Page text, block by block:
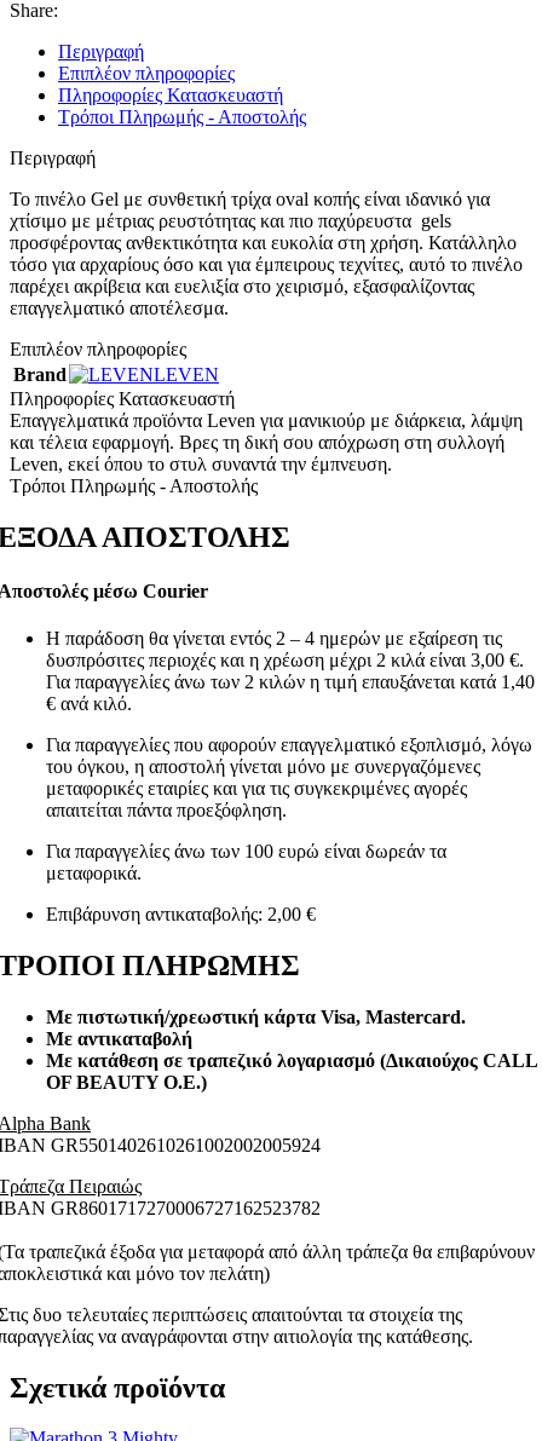
Share:
Περιγραφή
Επιπλέον πληροφορίες
Πληροφορίες Κατασκευαστή
Τρόποι Πληρωμής - Αποστολής
Περιγραφή
Το πινέλο Gel με συνθετική τρίχα oval κοπής είναι ιδανικό για
χτίσιμο με μέτριας ρευστότητας και πιο παχύρευστα gels
προσφέροντας ανθεκτικότητα και ευκολία στη χρήση. Κατάλληλο
τόσο για αρχαρίους όσο και για έμπειρους τεχνίτες, αυτό το πινέλο
παρέχει ακρίβεια και ευελιξία στο χειρισμό, εξασφαλίζοντας
επαγγελματικό αποτέλεσμα.
Επιπλέον πληροφορίες
Brand
LEVEN
Πληροφορίες Κατασκευαστή
Επαγγελματικά προϊόντα Leven για μανικιούρ με διάρκεια, λάμψη
και τέλεια εφαρμογή. Βρες τη δική σου απόχρωση στη συλλογή
Leven, εκεί όπου το στυλ συναντά την έμπνευση.
Τρόποι Πληρωμής - Αποστολής
ΑΠΟΣΤΟΛΗΣ
μέσω Courier
Η παράδοση θα γίνεται εντός 2 – 4 ημερών με εξαίρεση τις
δυσπρόσιτες περιοχές και η χρέωση μέχρι 2 κιλά είναι 3,00 €.
Για παραγγελίες άνω των 2 κιλών η τιμή επαυξάνεται κατά 1,40
€ ανά κιλό.
Για παραγγελίες που αφορούν επαγγελματικό εξοπλισμό, λόγω
του όγκου, η αποστολή γίνεται μόνο με συνεργαζόμενες
μεταφορικές εταιρίες και για τις συγκεκριμένες αγορές
απαιτείται πάντα προεξόφληση.
Για παραγγελίες άνω των 100 ευρώ είναι δωρεάν τα
μεταφορικά.
Επιβάρυνση αντικαταβολής: 2,00 €
ΠΛΗΡΩΜΗΣ
Με πιστωτική/χρεωστική κάρτα Visa, Mastercard.
Με αντικαταβολή
Με κατάθεση σε τραπεζικό λογαριασμό (Δικαιούχος CALL
OF BEAUTY O.E.)
Bank
GR5501402610261002002005924
Πειραιώς
GR8601717270006727162523782
τραπεζικά έξοδα για μεταφορά από άλλη τράπεζα θα επιβαρύνουν
και μόνο τον πελάτη)
δυο τελευταίες περιπτώσεις απαιτούνται τα στοιχεία της
να αναγράφονται στην αιτιολογία της κατάθεσης.
Σχετικά προϊόντα